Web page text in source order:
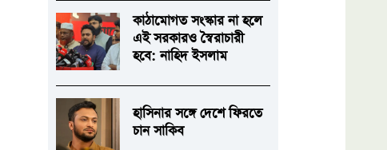
কাঠামোগত সংস্কার না হলে
এই সরকারও স্বৈরাচারী
হবে: নাহিদ ইসলাম
হাসিনার সঙ্গে দেশে ফিরতে
চান সাকিব